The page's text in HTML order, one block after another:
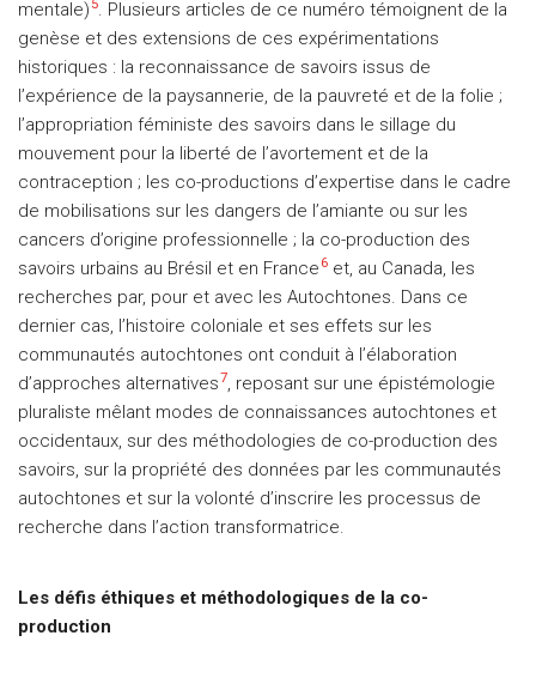
mentale) 5. Plusieurs articles de ce numéro témoignent de la
genèse et des extensions de ces expérimentations
historiques : la reconnaissance de savoirs issus de
l’expérience de la paysannerie, de la pauvreté et de la folie ;
l’appropriation féministe des savoirs dans le sillage du
mouvement pour la liberté de l’avortement et de la
contraception ; les co-productions d’expertise dans le cadre
de mobilisations sur les dangers de l’amiante ou sur les
cancers d’origine professionnelle ; la co-production des
savoirs urbains au Brésil et en France 6 et, au Canada, les
recherches par, pour et avec les Autochtones. Dans ce
dernier cas, l’histoire coloniale et ses effets sur les
communautés autochtones ont conduit à l’élaboration
d’approches alternatives7, reposant sur une épistémologie
pluraliste mêlant modes de connaissances autochtones et
occidentaux, sur des méthodologies de co-production des
savoirs, sur la propriété des données par les communautés
autochtones et sur la volonté d’inscrire les processus de
recherche dans l’action transformatrice.
Les défis éthiques et méthodologiques de la co-
production